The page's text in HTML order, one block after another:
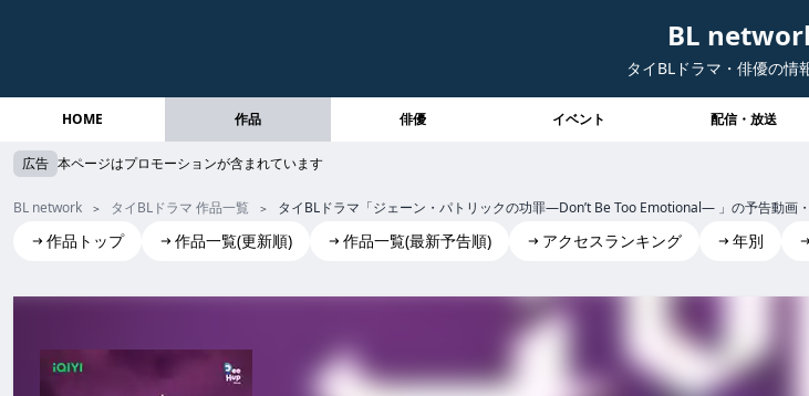
BL
タイBLドラマ・俳優の情
HOME 作品 俳優 イベント 配信・放送
広告 本ページはプロモーションが含まれています
BL network タイBLドラマ 作品一覧 タイBLドラマ「ジェーン・パトリックの功罪―Don’t Be Too Emotional― 」の予告動画
作品トップ 作品一覧(更新順) 作品一覧(最新予告順) アクセスランキング 年別
ジェーン・パトリックの功罪―Don’t Be Too Emotional― ジェーン・パトリックの功罪―don’t